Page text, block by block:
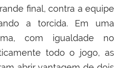
final, contra a equipe
a torcida. Em uma
com igualdade no
todo o jogo, as